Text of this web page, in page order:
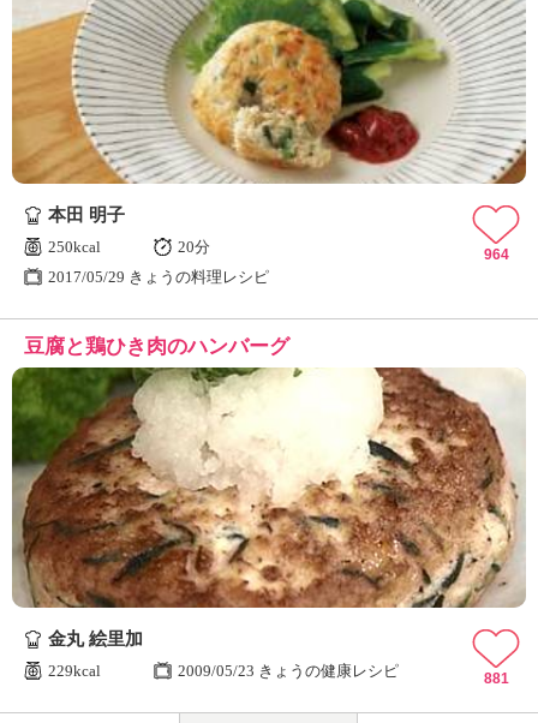
本田 明子
250kcal
20分
2017/05/29 きょうの料理レシピ
964
豆腐と鶏ひき肉のハンバーグ
金丸 絵里加
229kcal 2009/05/23 きょうの健康レシピ 881